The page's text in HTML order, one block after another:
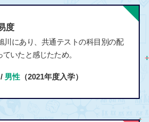
度
川にあり、共通テストの科目別の配
いたと感じたため。
男性（2021年度入学）